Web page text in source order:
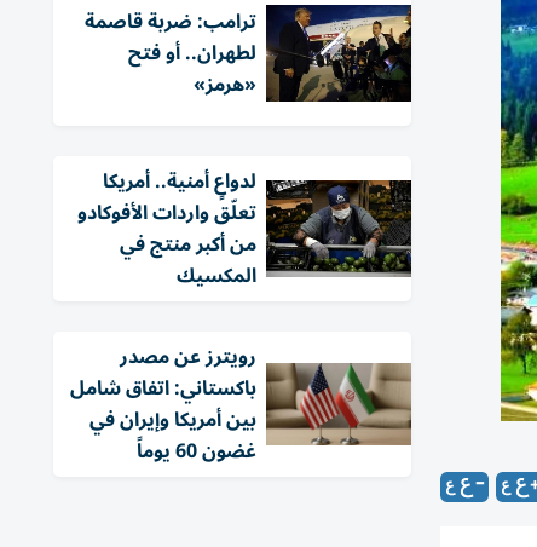
ترامب: ضربة قاصمة
لطهران.. أو فتح
«هرمز»
لدواعٍ أمنية.. أمريكا
تعلّق واردات الأفوكادو
من أكبر منتج في
المكسيك
‏رويترز عن مصدر
باكستاني: اتفاق شامل
بين أمريكا وإيران في
غضون 60 يوماً